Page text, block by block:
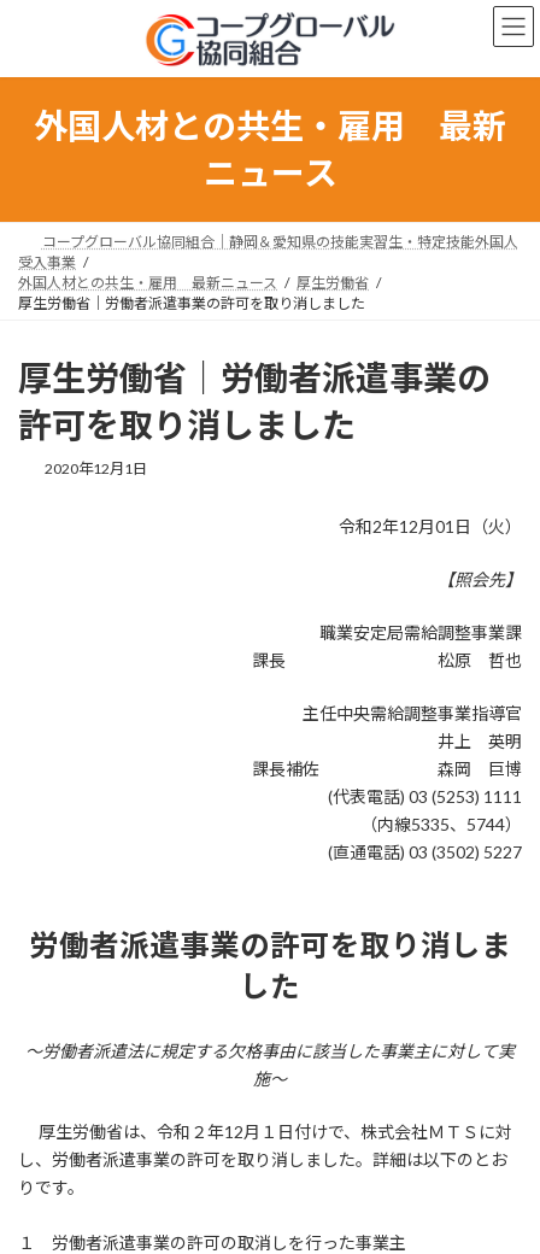
ン
プ
ー
動
外国人材との共生・雇用 最新
ニュース
コープグローバル協同組合｜静岡＆愛知県の技能実習生・特定技能外国人
受入事業
外国人材との共生・雇用 最新ニュース
厚生労働省
厚生労働省｜労働者派遣事業の許可を取り消しました
厚生労働省｜労働者派遣事業の
許可を取り消しました
2020年12月1日
令和2年12月01日（火）
【照会先】
職業安定局需給調整事業課
課長 松原 哲也
主任中央需給調整事業指導官
井上 英明
課長補佐 森岡 巨博
(代表電話) 03 (5253) 1111
（内線5335、5744）
(直通電話) 03 (3502) 5227
労働者派遣事業の許可を取り消しま
した
～労働者派遣法に規定する欠格事由に該当した事業主に対して実
施～
厚生労働省は、令和２年12月１日付けで、株式会社ＭＴＳに対
し、労働者派遣事業の許可を取り消しました。詳細は以下のとお
りです。
１ 労働者派遣事業の許可の取消しを行った事業主